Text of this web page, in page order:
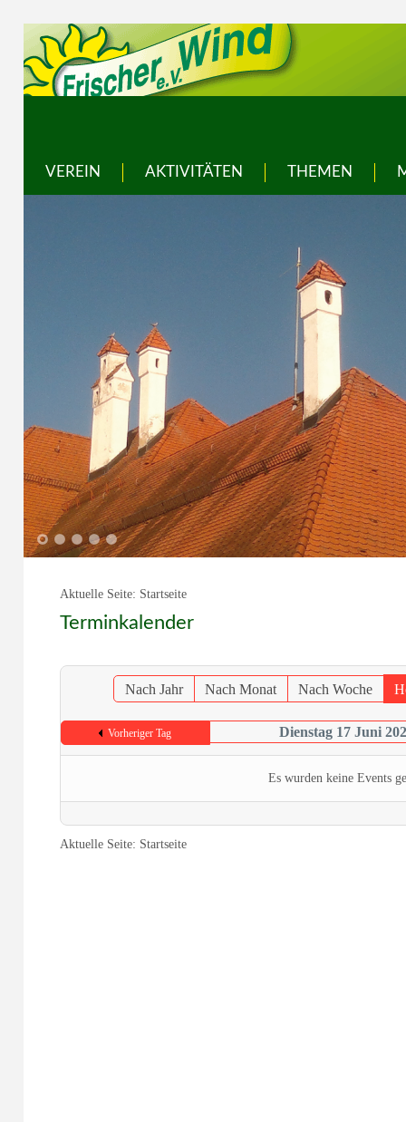
VEREIN AKTIVITÄTEN THEMEN
1 2 3 4 5
Aktuelle Seite: Startseite
Terminkalender
Nach Jahr Nach Monat Nach Woche
Vorheriger Tag Dienstag 17 Juni
Es wurden keine Events
Aktuelle Seite: Startseite